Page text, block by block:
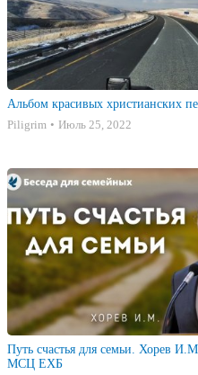
Альбом красивых христианских
Piligrim
Июль 25, 2022
Путь счастья для семьи. Хорев
МСЦ ЕХБ